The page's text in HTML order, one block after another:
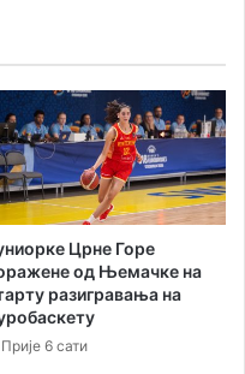
Црне Горе
од Њемачке на
разигравања на
Прије 6 сати